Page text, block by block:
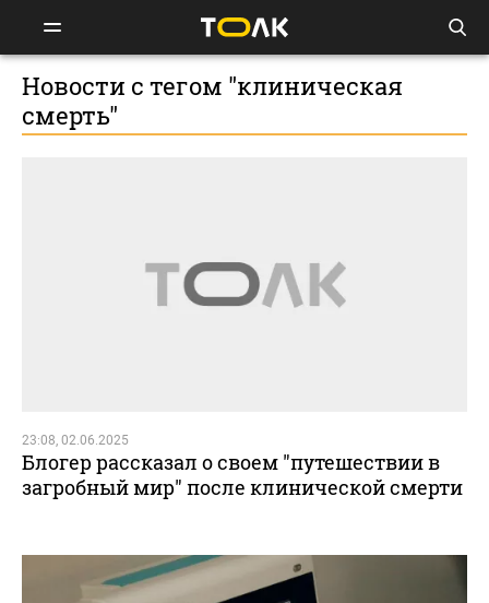
Новости с тегом "клиническая
смерть"
23:08, 02.06.2025
Блогер рассказал о своем "путешествии в
загробный мир" после клинической смерти